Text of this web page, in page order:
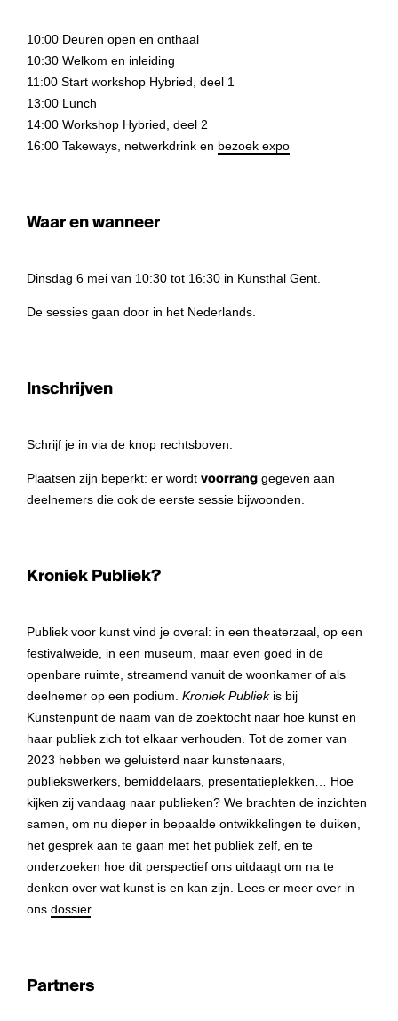
10:00 Deuren open en onthaal
10:30 Welkom en inleiding
11:00 Start workshop Hybried, deel 1
13:00 Lunch
14:00 Workshop Hybried, deel 2
16:00 Takeways, netwerkdrink en bezoek expo
Waar en wanneer
Dinsdag 6 mei van 10:30 tot 16:30 in Kunsthal Gent.
De sessies gaan door in het Nederlands.
Inschrijven
Schrijf je in via de knop rechtsboven.
Plaatsen zijn beperkt: er wordt voorrang gegeven aan
deelnemers die ook de eerste sessie bijwoonden.
Kroniek Publiek?
Publiek voor kunst vind je overal: in een theaterzaal, op een
festivalweide, in een museum, maar even goed in de
openbare ruimte, streamend vanuit de woonkamer of als
deelnemer op een podium. Kroniek Publiekis bij
Kunstenpunt de naam van de zoektocht naar hoe kunst en
haar publiek zich tot elkaar verhouden. Tot de zomer van
2023 hebben we geluisterd naar kunstenaars,
publiekswerkers, bemiddelaars, presentatieplekken… Hoe
kijken zij vandaag naar publieken? We brachten de inzichten
samen, om nu dieper in bepaalde ontwikkelingen te duiken,
het gesprek aan te gaan met het publiek zelf, en te
onderzoeken hoe dit perspectief ons uitdaagt om na te
denken over wat kunst is en kan zijn. Lees er meer over in
ons dossier.
Partners